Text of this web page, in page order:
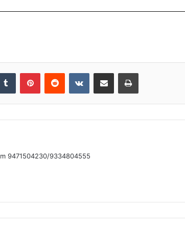
Tumblr PinterestReddit VKontakteShare via Email Print
9471504230/9334804555